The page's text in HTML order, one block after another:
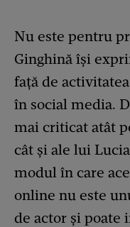
Nu este pentru
Ginghină își
față de
în social media.
mai criticat atât
cât și ale lui
modul în care
online nu este
de actor și poate